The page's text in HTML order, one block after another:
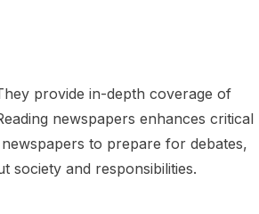
provide in-depth coverage of
newspapers enhances critical
to prepare for debates,
society and responsibilities.